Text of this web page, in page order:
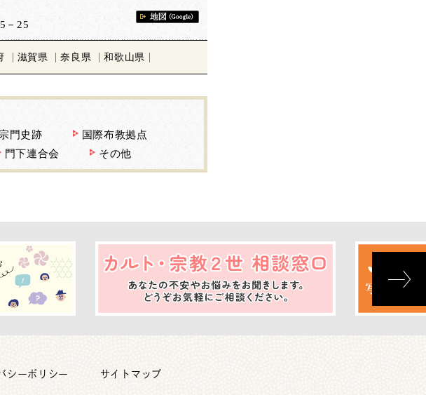
－25
滋賀県 奈良県 和歌山県
宗門史跡
国際布教拠点
門下連合会 その他
シーポリシー サイトマップ